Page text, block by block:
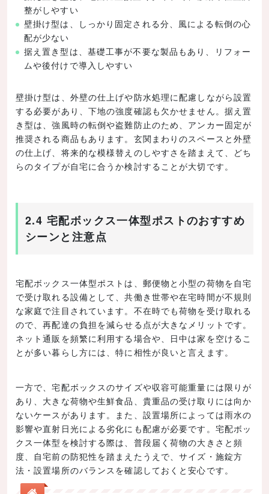
整がしやすい
壁掛け型は、しっかり固定される分、風による転倒の心
配が少ない
据え置き型は、基礎工事が不要な製品もあり、リフォー
ムや後付けで導入しやすい
壁掛け型は、外壁の仕上げや防水処理に配慮しながら設置
する必要があり、下地の強度確認も欠かせません。据え置
き型は、強風時の転倒や盗難防止のため、アンカー固定が
推奨される商品もあります。玄関まわりのスペースと外壁
の仕上げ、将来的な模様替えのしやすさを踏まえて、どち
らのタイプが自宅に合うか検討することが大切です。
2.4 宅配ボックス一体型ポストのおすすめ
シーンと注意点
宅配ボックス一体型ポストは、郵便物と小型の荷物を自宅
で受け取れる設備として、共働き世帯や在宅時間が不規則
な家庭で注目されています。不在時でも荷物を受け取れる
ので、再配達の負担を減らせる点が大きなメリットです。
ネット通販を頻繁に利用する場合や、日中は家を空けるこ
とが多い暮らし方には、特に相性が良いと言えます。
一方で、宅配ボックスのサイズや収容可能重量には限りが
あり、大きな荷物や生鮮食品、貴重品の受け取りには向か
ないケースがあります。また、設置場所によっては雨水の
影響や直射日光による劣化にも配慮が必要です。宅配ボッ
クス一体型を検討する際は、普段届く荷物の大きさと頻
度、自宅前の防犯性を踏まえたうえで、サイズ・施錠方
法・設置場所のバランスを確認しておくと安心です。